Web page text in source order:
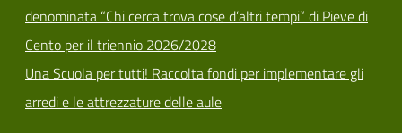
denominata “Chi cerca trova cose d’altri tempi” di Pieve di
Cento per il triennio 2026/2028
Una Scuola per tutti! Raccolta fondi per implementare gli
arredi e le attrezzature delle aule